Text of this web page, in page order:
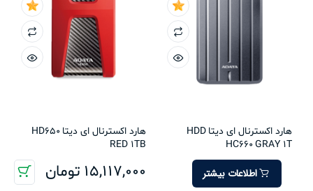
هارد اکسترنال ای دیتا HDD
HC660 GRAY 1T
اطلاعات بیشتر
هارد اکسترنال ای دیتا HD650
RED 1TB
15,117,000 تومان